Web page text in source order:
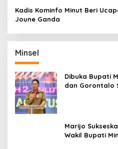
Kadis Kominfo Minut Beri
Joune Ganda
Minsel
Dibuka Bupati
dan Gorontalo
Marijo
Wakil Bupati